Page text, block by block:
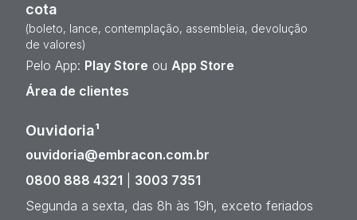
cota
(boleto, lance, contemplação, assembleia, devolução
de valores)
Pelo App: Play Store ou App Store
Área de clientes
Ouvidoria¹
ouvidoria@embracon.com.br
0800 888 4321
3003 7351
Segunda a sexta, das 8h às 19h, exceto feriados